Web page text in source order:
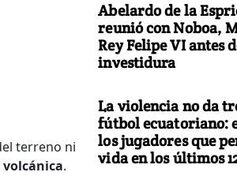
terreno ni
volcánica.
Abelardo de la
reunió con Noboa,
Rey Felipe VI antes
investidura
La violencia no da
fútbol ecuatoriano:
los jugadores que
vida en los últimos